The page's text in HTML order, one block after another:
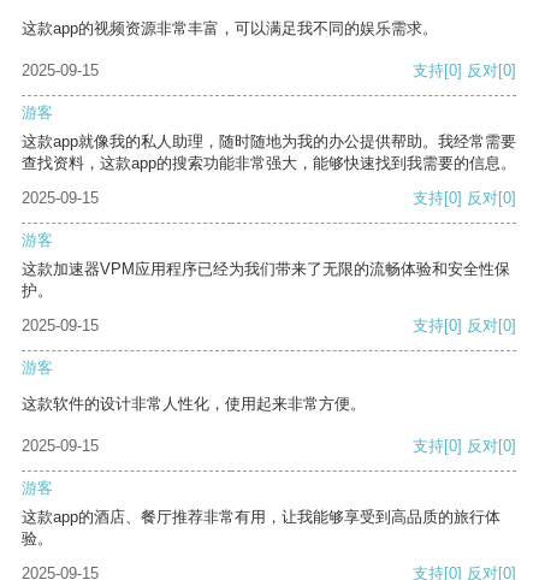
这款app的视频资源非常丰富，可以满足我不同的娱乐需求。
2025-09-15 支持[0] 反对[0]
游客
这款app就像我的私人助理，随时随地为我的办公提供帮助。我经常需要
查找资料，这款app的搜索功能非常强大，能够快速找到我需要的信息。
2025-09-15
支持[0] 反对[0]
游客
这款加速器VPM应用程序已经为我们带来了无限的流畅体验和安全性保
护。
2025-09-15
支持[0] 反对[0]
游客
这款软件的设计非常人性化，使用起来非常方便。
2025-09-15 支持[0] 反对[0]
游客
这款app的酒店、餐厅推荐非常有用，让我能够享受到高品质的旅行体
验。
2025-09-15
支持[0] 反对[0]